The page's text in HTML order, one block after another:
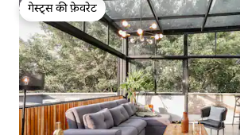
गेस्ट्स की फ़ेवरेट
गेस्ट्स की फ़ेवरेट